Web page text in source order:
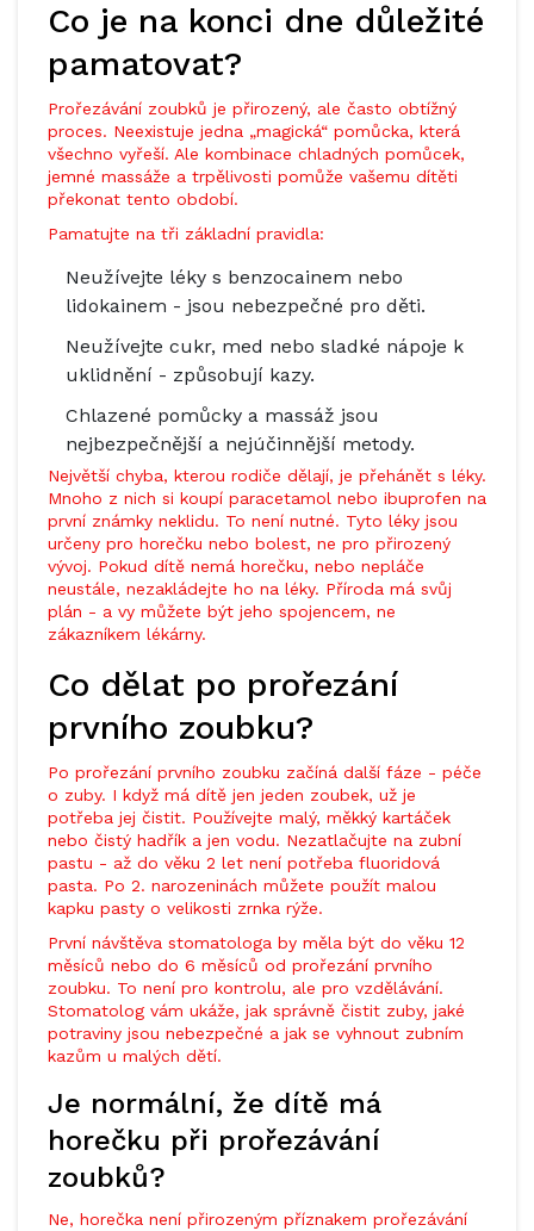
Co je na konci dne důležité
pamatovat?
Prořezávání zoubků je přirozený, ale často obtížný
proces. Neexistuje jedna „magická“ pomůcka, která
všechno vyřeší. Ale kombinace chladných pomůcek,
jemné massáže a trpělivosti pomůže vašemu dítěti
překonat tento období.
Pamatujte na tři základní pravidla:
Neužívejte léky s benzocainem nebo
lidokainem - jsou nebezpečné pro děti.
Neužívejte cukr, med nebo sladké nápoje k
uklidnění - způsobují kazy.
Chlazené pomůcky a massáž jsou
nejbezpečnější a nejúčinnější metody.
Největší chyba, kterou rodiče dělají, je přehánět s léky.
Mnoho z nich si koupí paracetamol nebo ibuprofen na
první známky neklidu. To není nutné. Tyto léky jsou
určeny pro horečku nebo bolest, ne pro přirozený
vývoj. Pokud dítě nemá horečku, nebo nepláče
neustále, nezakládejte ho na léky. Příroda má svůj
plán - a vy můžete být jeho spojencem, ne
zákazníkem lékárny.
Co dělat po prořezání
prvního zoubku?
Po prořezání prvního zoubku začíná další fáze - péče
o zuby. I když má dítě jen jeden zoubek, už je
potřeba jej čistit. Používejte malý, měkký kartáček
nebo čistý hadřík a jen vodu. Nezatlačujte na zubní
pastu - až do věku 2 let není potřeba fluoridová
pasta. Po 2. narozeninách můžete použít malou
kapku pasty o velikosti zrnka rýže.
První návštěva stomatologa by měla být do věku 12
měsíců nebo do 6 měsíců od prořezání prvního
zoubku. To není pro kontrolu, ale pro vzdělávání.
Stomatolog vám ukáže, jak správně čistit zuby, jaké
potraviny jsou nebezpečné a jak se vyhnout zubním
kazům u malých dětí.
Je normální, že dítě má
horečku při prořezávání
zoubků?
Ne, horečka není přirozeným příznakem prořezávání